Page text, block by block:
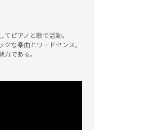
ピアノと歌で活動。
な楽曲とワードセンス。
である。